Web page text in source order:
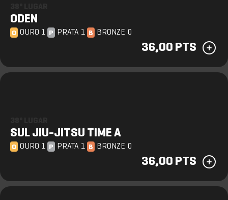
ODEN
O OURO 1 P PRATA 1 B BRONZE 0
36,00 PTS
SUL JIU-JITSU TIME A
O OURO 1 P PRATA 1 B BRONZE 0
36,00 PTS